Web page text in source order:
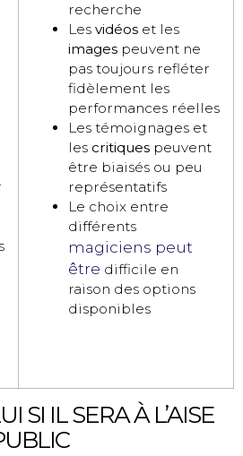
recherche
Les vidéos et les
images peuvent ne
pas toujours refléter
fidèlement les
performances réelles
Les témoignages et
les critiques peuvent
être biaisés ou peu
représentatifs
Le choix entre
différents
magiciens peut
être difficile en
raison des options
disponibles
SI IL SERA À L’AISE